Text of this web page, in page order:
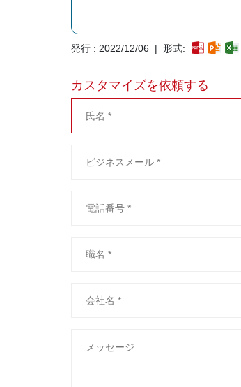
発行 : 2022/12/06 | 形式:
カスタマイズを依頼する